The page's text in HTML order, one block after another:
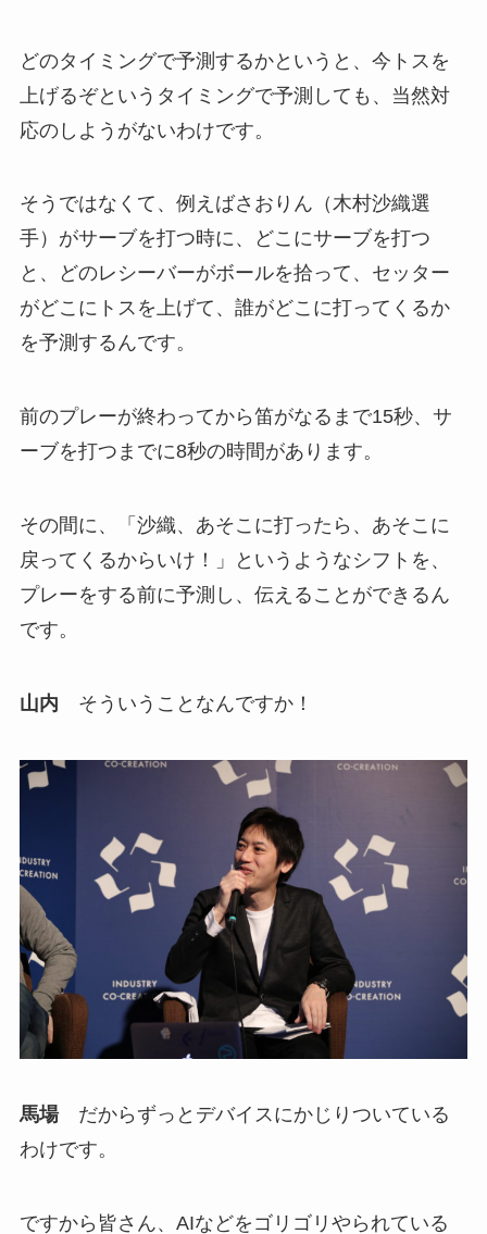
どのタイミングで予測するかというと、今トスを
上げるぞというタイミングで予測しても、当然対
応のしようがないわけです。
そうではなくて、例えばさおりん（木村沙織選
手）がサーブを打つ時に、どこにサーブを打つ
と、どのレシーバーがボールを拾って、セッター
がどこにトスを上げて、誰がどこに打ってくるか
を予測するんです。
前のプレーが終わってから笛がなるまで15秒、サ
ーブを打つまでに8秒の時間があります。
その間に、「沙織、あそこに打ったら、あそこに
戻ってくるからいけ！」というようなシフトを、
プレーをする前に予測し、伝えることができるん
です。
山内 そういうことなんですか！
馬場だからずっとデバイスにかじりついている
わけです。
ですから皆さん、AIなどをゴリゴリやられている